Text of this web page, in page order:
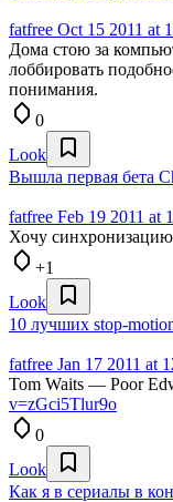
fatfree Oct 15 2011 at
Дома стою за
лоббировать
понимания.
0
Look
Вышла первая бета
fatfree Feb 19 2011 at
Хочу
+1
Look
10 лучших stop-
fatfree Jan 17 2011 at
Tom Waits — Poor
v=zGci5Tlur9o
0
Look
Как я в сериалы в